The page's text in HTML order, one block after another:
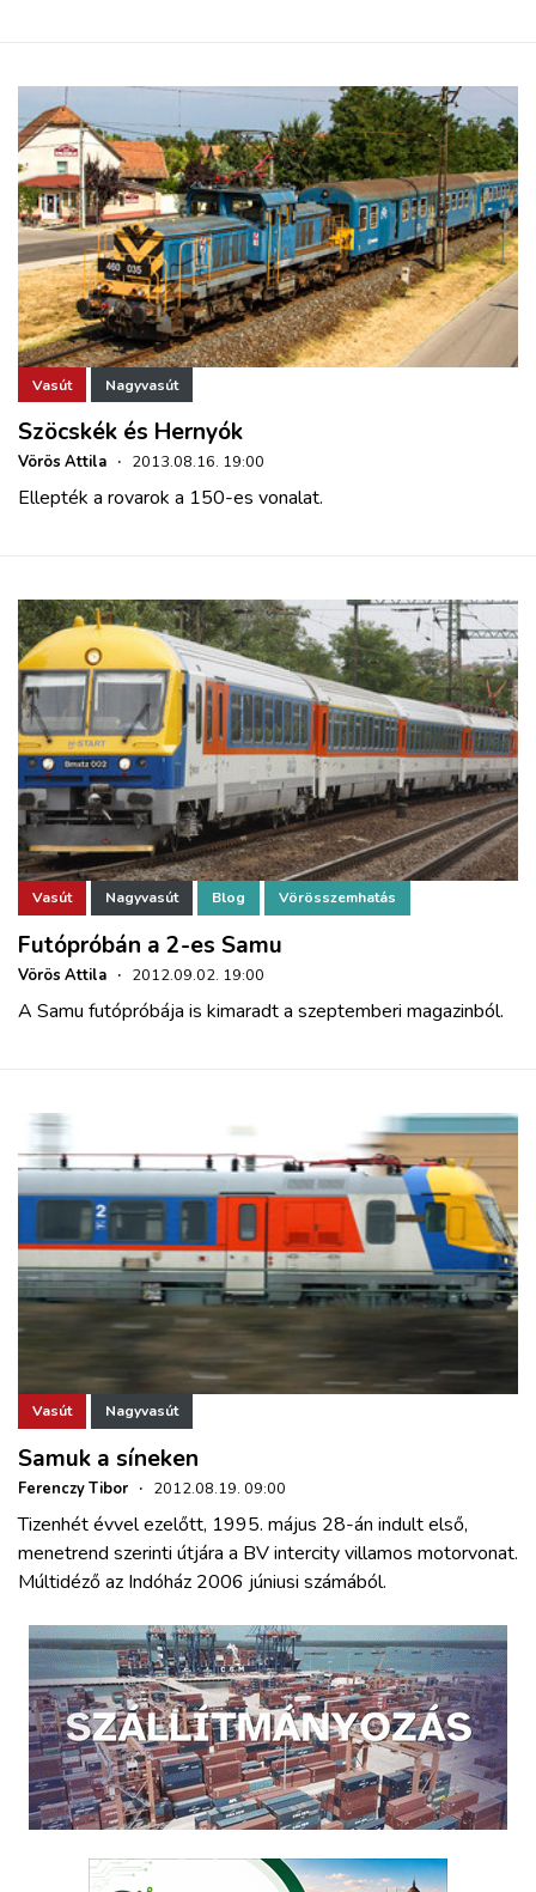
Vasút Nagyvasút
Szöcskék és Hernyók
Vörös Attila · 2013.08.16. 19:00
Ellepték a rovarok a 150-es vonalat.
Vasút Nagyvasút Blog Vörösszemhatás
Futópróbán a 2-es Samu
Vörös Attila · 2012.09.02. 19:00
A Samu futópróbája is kimaradt a szeptemberi magazinból.
Vasút Nagyvasút
Samuk a síneken
Ferenczy Tibor · 2012.08.19. 09:00
Tizenhét évvel ezelőtt, 1995. május 28-án indult első,
menetrend szerinti útjára a BV intercity villamos motorvonat.
Múltidéző az Indóház 2006 júniusi számából.